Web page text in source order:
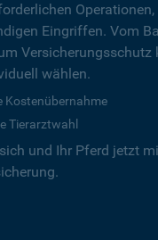
Eingriffen. Vom
Versicherungsschutz
wählen.
Kostenübernahme
Tierarztwahl
und Ihr Pferd jetzt